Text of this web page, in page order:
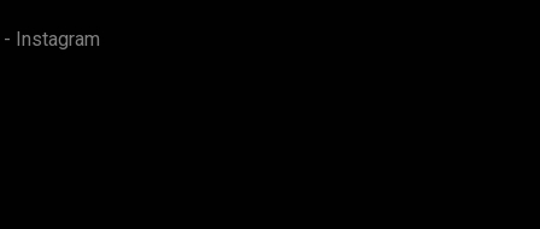
Instagram